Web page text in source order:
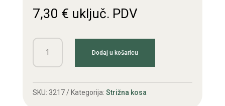
7,30 € uključ. PDV
Štitnik
20N
količina
Dodaj u košaricu
SKU: 3217 Kategorija: Strižna kosa